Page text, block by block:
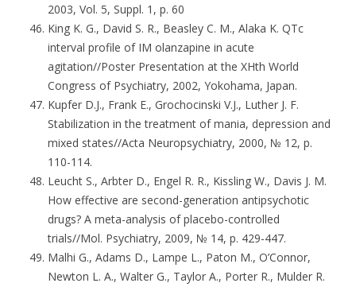
2003, Vol. 5, Suppl. 1, p. 60
King K. G., David S. R., Beasley С. M., Alaka K. QTc
interval profile of IM olanzapine in acute
agitation//Poster Presentation at the XHth World
Congress of Psychiatry, 2002, Yokohama, Japan.
Kupfer D.J., Frank E., Grochocinski V.J., Luther J. F.
Stabilization in the treatment of mania, depression and
mixed states//Acta Neuropsychiatry, 2000, № 12, p.
110-114.
Leucht S., Arbter D., Engel R. R., Kissling W., Davis J. M.
How effective are second-generation antipsychotic
drugs? A meta-analysis of placebo-controlled
trials//Mol. Psychiatry, 2009, № 14, p. 429-447.
Malhi G., Adams D., Lampe L., Paton M., O’Connor,
Newton L. A., Walter G., Taylor A., Porter R., Mulder R.